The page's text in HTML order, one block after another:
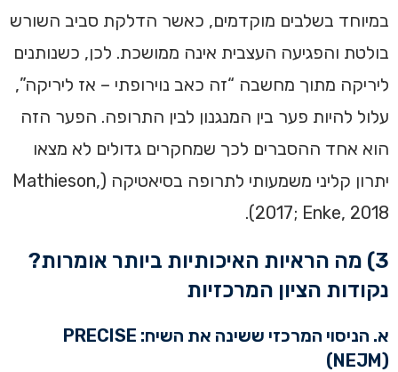
במיוחד בשלבים מוקדמים, כאשר הדלקת סביב השורש
בולטת והפגיעה העצבית אינה ממושכת. לכן, כשנותנים
ליריקה מתוך מחשבה “זה כאב נוירופתי – אז ליריקה”,
עלול להיות פער בין המנגנון לבין התרופה. הפער הזה
הוא אחד ההסברים לכך שמחקרים גדולים לא מצאו
יתרון קליני משמעותי לתרופה בסיאטיקה (Mathieson,
2017; Enke, 2018).
3) מה הראיות האיכותיות ביותר אומרות?
נקודות הציון המרכזיות
א. הניסוי המרכזי ששינה את השיח: PRECISE
(NEJM)